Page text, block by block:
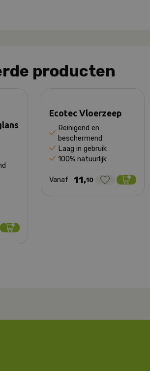
producten
Ecotec Vloerzeep
Reinigend en
beschermend
Laag in gebruik
100% natuurlijk
Vanaf 11,10